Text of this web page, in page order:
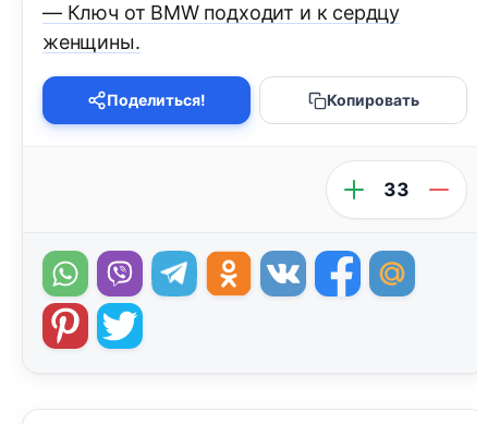
— Ключ от BMW подходит и к сердцу
женщины.
Поделиться! Копировать
33